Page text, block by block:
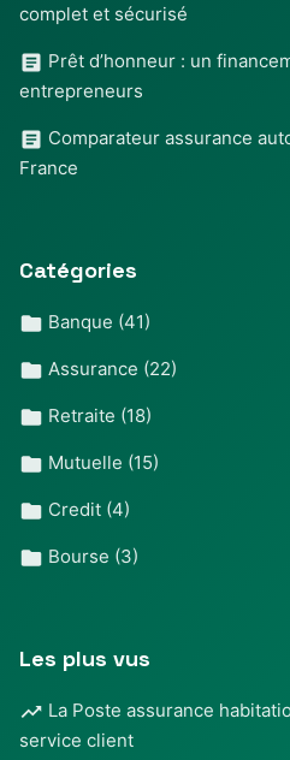
complet et sécurisé
Prêt d’honneur : un
entrepreneurs
Comparateur assurance
France
Catégories
Banque (41)
Assurance (22)
Retraite (18)
Mutuelle (15)
Credit (4)
Bourse (3)
Les plus vus
La Poste assurance
service client